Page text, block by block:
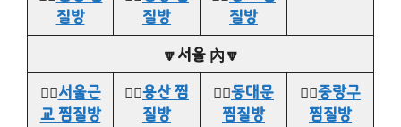
질방
질방
질방
🔽서울 內🔽
👉🏻서울근
교 찜질방
👉🏻용산 찜
질방
👉🏻동대문
찜질방
👉🏻중랑구
찜질방